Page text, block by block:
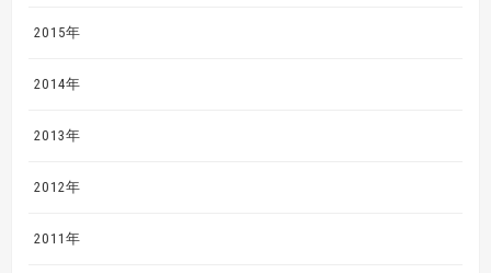
2015年
2014年
2013年
2012年
2011年